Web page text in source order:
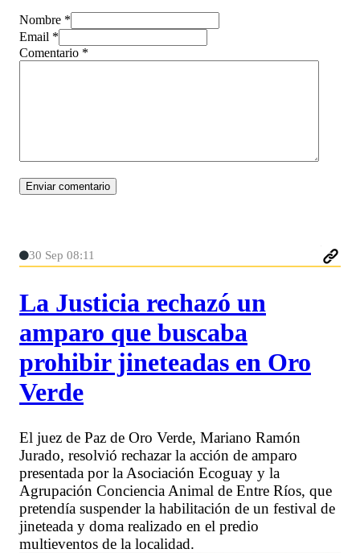
Nombre *
Email *
Comentario *
30 Sep 08:11
La Justicia rechazó un
amparo que buscaba
prohibir jineteadas en Oro
Verde
El juez de Paz de Oro Verde, Mariano Ramón
Jurado, resolvió rechazar la acción de amparo
presentada por la Asociación Ecoguay y la
Agrupación Conciencia Animal de Entre Ríos, que
pretendía suspender la habilitación de un festival de
jineteada y doma realizado en el predio
multieventos de la localidad.